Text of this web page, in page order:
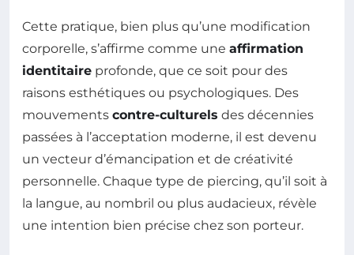
Cette pratique, bien plus qu’une modification
corporelle, s’affirme comme une affirmation
identitaire profonde, que ce soit pour des
raisons esthétiques ou psychologiques. Des
mouvements contre-culturels des décennies
passées à l’acceptation moderne, il est devenu
un vecteur d’émancipation et de créativité
personnelle. Chaque type de piercing, qu’il soit à
la langue, au nombril ou plus audacieux, révèle
une intention bien précise chez son porteur.